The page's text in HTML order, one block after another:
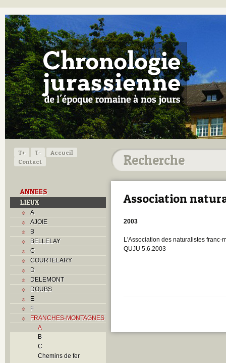
T+ T-
Accueil
Contact
ANNEES
LIEUX
A
AJOIE
B
BELLELAY
C
COURTELARY
D
DELEMONT
DOUBS
E
F
FRANCHES-MONTAGNES
A
B
C
Chemins de fer
Association
2003
L'Association des naturalistes franc-
QUJU 5.6.2003